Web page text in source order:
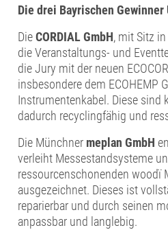
Die drei Bayrischen Gewinner
DieCORDIAL GmbH, mit Sitz
die Veranstaltungs- und
die Jury mit der neuen
insbesondere dem ECOHEMP
Instrumentenkabel. Diese sind
dadurch recyclingfähig und
Die Münchner meplan GmbH
verleiht Messestandsysteme
ressourcenschonenden woodï
ausgezeichnet. Dieses ist
reparierbar und durch seinen
anpassbar und langlebig.